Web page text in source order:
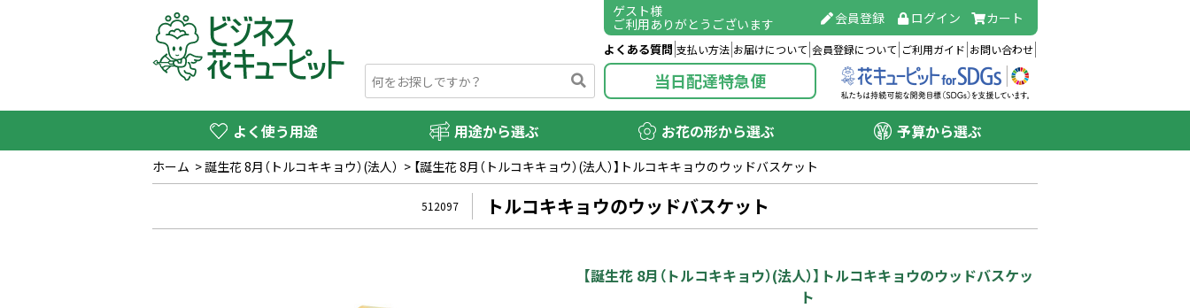
ゲスト様
ご利用ありがとうございます 会員登録 ログイン カート
よくある質問 支払い方法 お届けについて 会員登録について ご利用ガイド お問い合わせ
当日配達特急便
よく使う用途 用途から選ぶ お花の形から選ぶ 予算から選ぶ
ホーム >誕生花 8月（トルコキキョウ）(法人） > 【誕生花 8月（トルコキキョウ）(法人）】トルコキキョウのウッドバスケット
512097 トルコキキョウのウッドバスケット
【誕生花 8月（トルコキキョウ）(法人）】トルコキキョウのウッドバスケッ
ト